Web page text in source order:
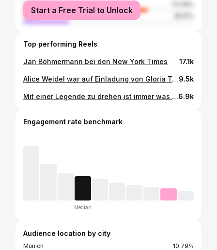
female
male
Start a Free Trial to Unlock
Top performing Reels
Jan Böhmermann bei den New York Times 17.1k
Alice Weidel war auf Einladung von Gloria TuT in Regensburg. Ich habe mich der Demonstration von @initiativegegenrechtsrgb angeschlossen. Hier hab ich aufgeschrieben, warum.9.5k
Mit einer Legende zu drehen ist immer was Besonderes. Hierauf habe ich mich sehr gefreut! Für das 90er-Special von „Watzmann Ermittelt“ durfte ich neben Marianne Sägebrecht vor der Kamera stehen. Das Ergebnis gibt es morgen 20:15 Uhr im Ersten - oder auf der ARD-Mediathek. 🙏 @sabinederflinger inszenierte den Film.6.9k
Engagement rate benchmark
Median
Audience location by city
Munich
10.79%